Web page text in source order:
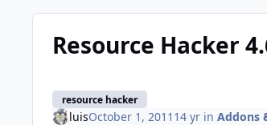
Resource Hacker
resource hacker
luisOctober 1, 2011 14 yrin Addons